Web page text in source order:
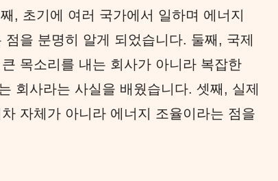
, 초기에 여러 국가에서 일하며 에너지
을 분명히 알게 되었습니다. 둘째, 국제
목소리를 내는 회사가 아니라 복잡한
회사라는 사실을 배웠습니다. 셋째, 실제
자체가 아니라 에너지 조율이라는 점을